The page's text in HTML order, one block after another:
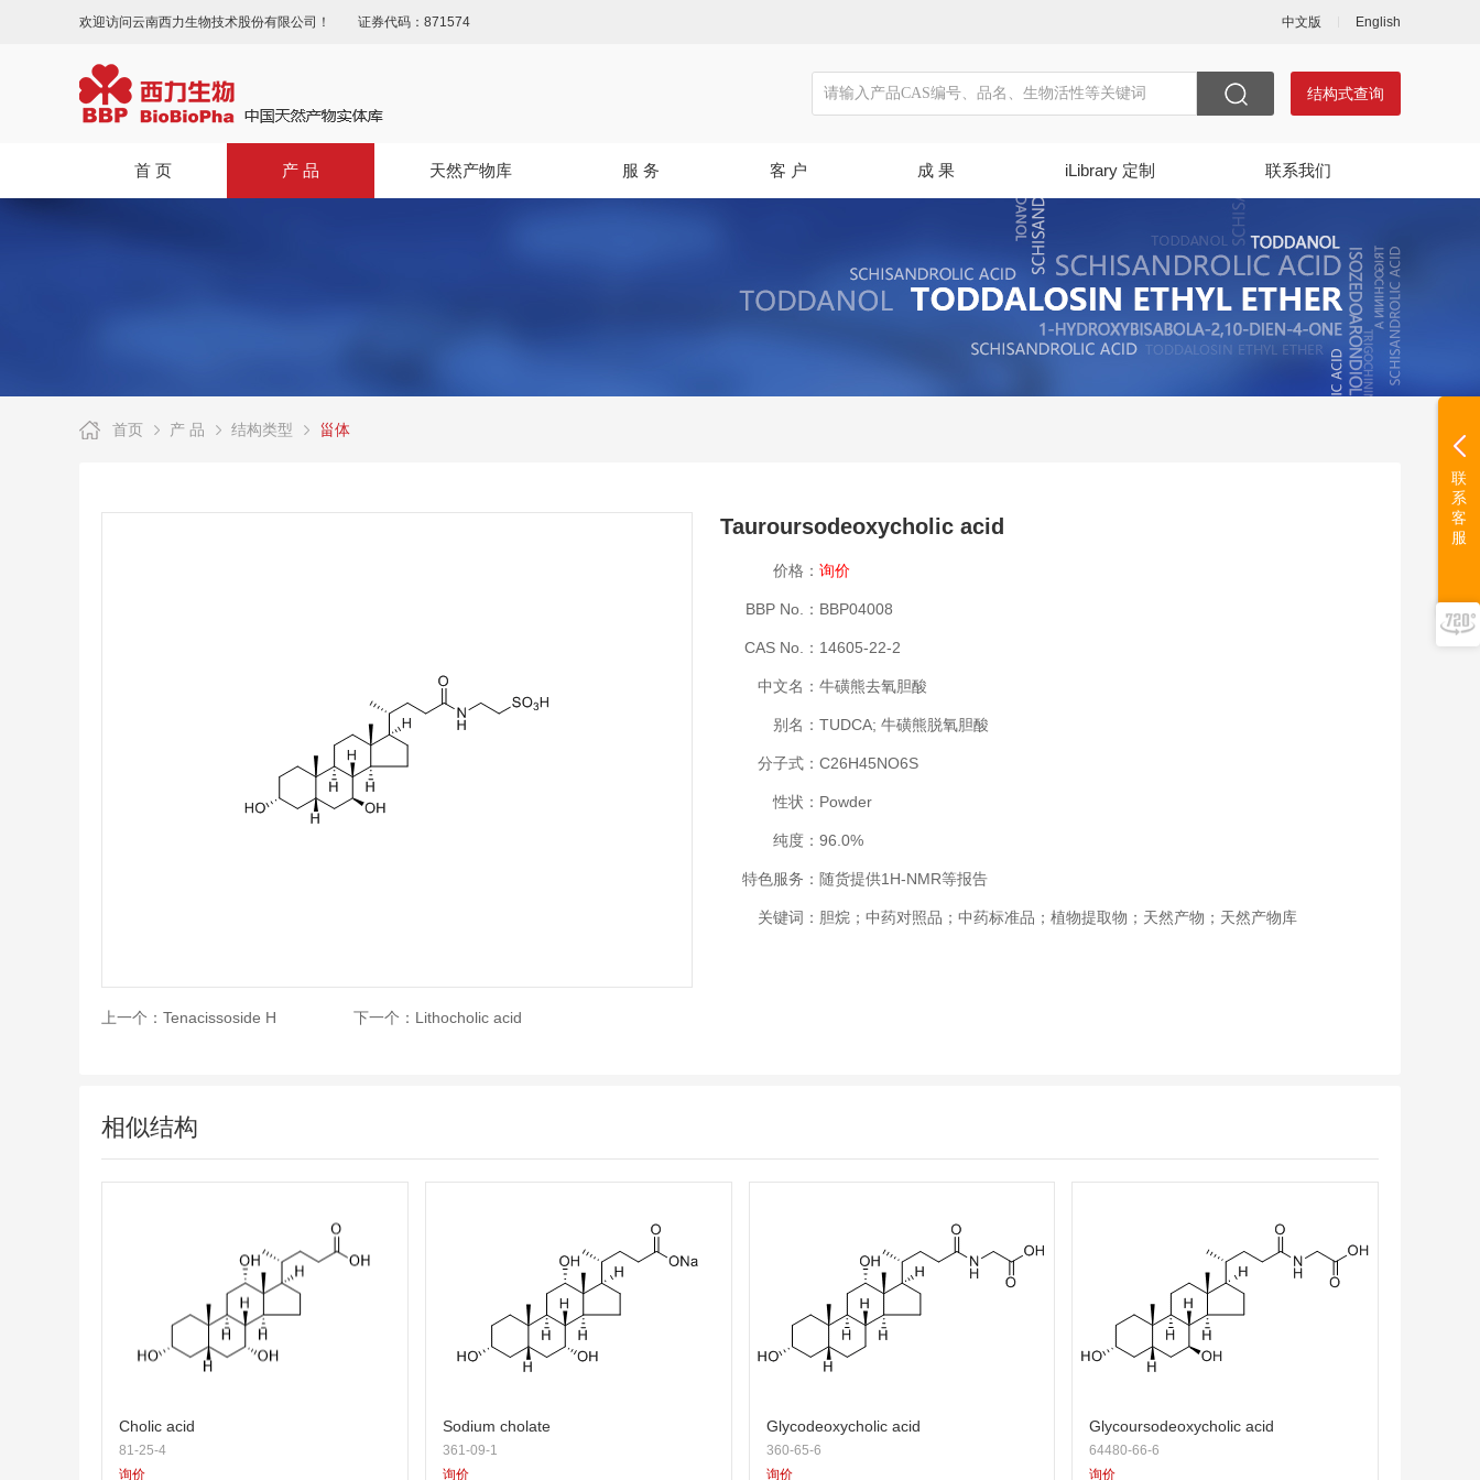
欢迎访问云南西力生物技术股份有限公司！ 证券代码：871574 中文版 English
结构式查询
首 页 产 品 天然产物库 服 务 客 户 成 果 iLibrary 定制 联系我们
首页 产 品 结构类型 甾体
Tauroursodeoxycholic acid
价格： 询价
BBP No.： BBP04008
CAS No.： 14605-22-2
中文名： 牛磺熊去氧胆酸
别名： TUDCA; 牛磺熊脱氧胆酸
分子式： C26H45NO6S
性状： Powder
纯度： 96.0%
特色服务： 随货提供1H-NMR等报告
关键词： 胆烷；中药对照品；中药标准品；植物提取物；天然产物；天然产物库
上一个： Tenacissoside H 下一个： Lithocholic acid
相似结构
Cholic acid
81-25-4
询价
Sodium cholate
361-09-1
询价
Glycodeoxycholic acid
360-65-6
询价
Glycoursodeoxycholic acid
64480-66-6
询价
联
系
客
服